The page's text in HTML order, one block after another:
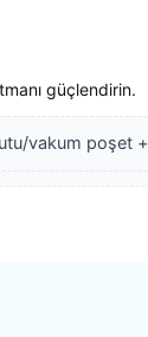
güçlendirin.
vakum poşet +